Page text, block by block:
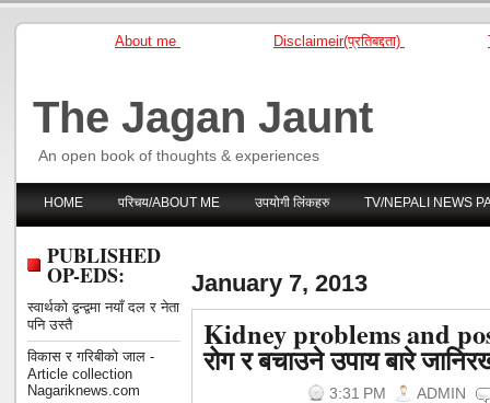
About me Disclaimeir(प्रतिबद्दता)
The Jagan Jaunt
An open book of thoughts & experiences
HOME परिचय/ABOUT ME उपयोगी लिंकहरु TV/NEPALI NEWS
PUBLISHED
OP-EDS:
स्वार्थको द्वन्द्वमा नयाँ दल र नेता
पनि उस्तै
विकास र गरिबीको जाल -
Article collection
Nagariknews.com
January 7, 2013
Kidney problems and
रोग र बचाउने उपाय बारे
3:31 PM ADMIN